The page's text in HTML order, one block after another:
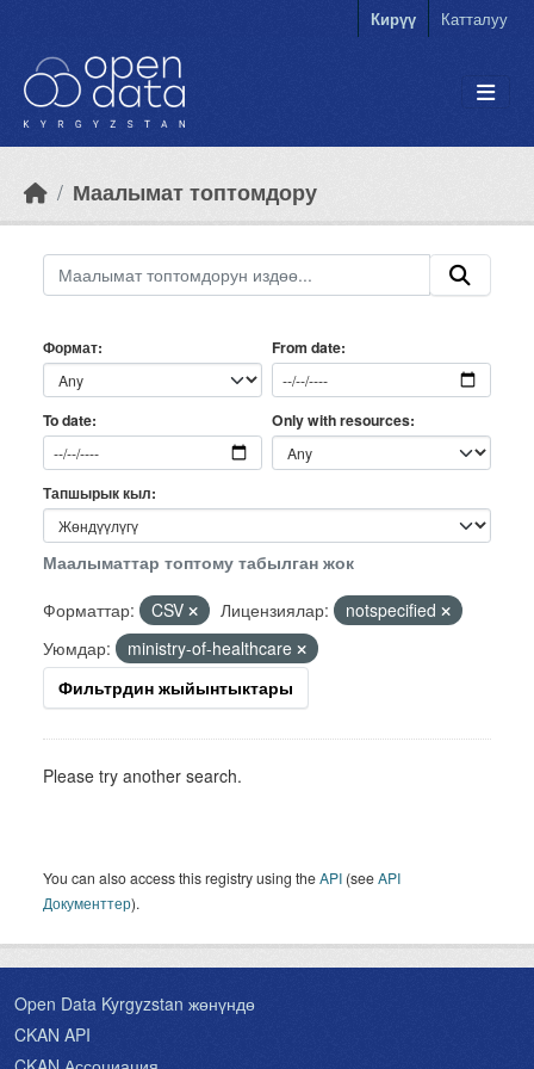
Кирүү Катталуу
Маалымат топтомдору
Формат From date
To date Only with resources
Тапшырык кыл
Маалыматтар топтому табылган жок
Форматтар:
CSV Лицензиялар:
notspecified
Уюмдар:
ministry-of-healthcare
Фильтрдин жыйынтыктары
Please try another search.
You can also access this registry using theAPI (seeAPI
Документтер).
Open Data Kyrgyzstan жөнүндө
CKAN API